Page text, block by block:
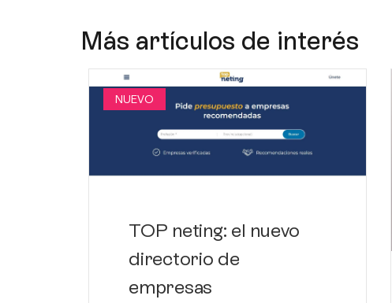
Más artículos de interés
NUEVO
TOP neting: el nuevo
directorio de
empresas